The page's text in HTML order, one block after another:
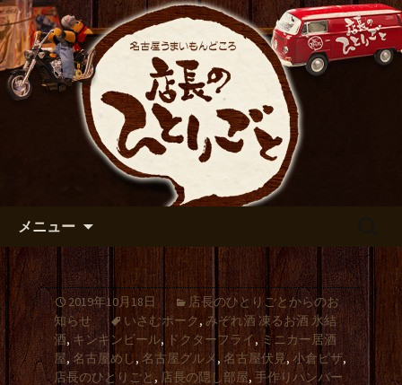
名古屋市伏見の居酒屋【店長の
ひとりごと】のブログ
出張や観光に名古屋めしがおすすめで
す
メニュー
2019年10月18日
店長のひとりごとからのお
知らせ
いさむポーク, みぞれ酒 凍るお酒 氷結
酒, キンキンビール, ドクターフライ, ミニカー居酒
屋, 名古屋めし, 名古屋グルメ , 名古屋伏見,小倉ピザ,
店長のひとりごと, 店長の隠し部屋, 手作りハンバー